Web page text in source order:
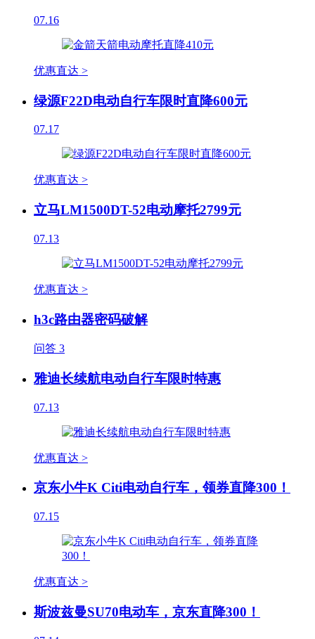
07.16
优惠直达 >
绿源F22D电动自行车限时直降600元
07.17
优惠直达 >
立马LM1500DT-52电动摩托2799元
07.13
优惠直达 >
h3c路由器密码破解
问答 3
雅迪长续航电动自行车限时特惠
07.13
优惠直达 >
京东小牛K Citi电动自行车，领券直降300！
07.15
优惠直达 >
斯波兹曼SU70电动车，京东直降300！